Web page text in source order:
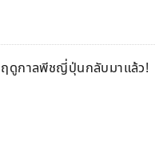
ฤดูกาลพีชญี่ปุ่นกลับมาแล้ว!